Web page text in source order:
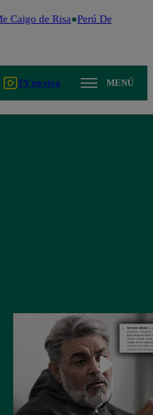
Caigo de Risa Perú Decide 2026
TV en vivo MENÚ